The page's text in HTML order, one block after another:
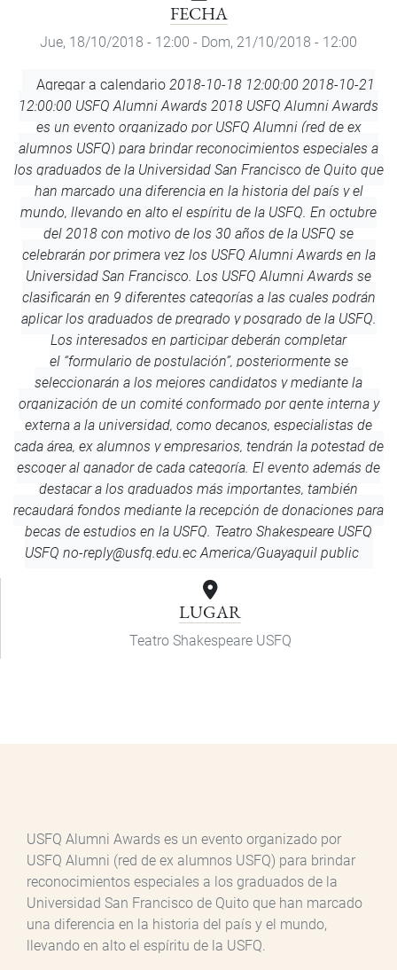
FECHA
Jue, 18/10/2018 - 12:00 - Dom, 21/10/2018 - 12:00
Agregar
a
calendario
Agregar a calendario 2018-10-18 12:00:00 2018-10-21
12:00:00 USFQ Alumni Awards 2018 USFQ Alumni Awards
es un evento organizado por USFQ Alumni (red de ex
alumnos USFQ) para brindar reconocimientos especiales a
los graduados de la Universidad San Francisco de Quito que
han marcado una diferencia en la historia del país y el
mundo, llevando en alto el espíritu de la USFQ. En octubre
del 2018 con motivo de los 30 años de la USFQ se
celebrarán por primera vez los USFQ Alumni Awards en la
Universidad San Francisco. Los USFQ Alumni Awards se
clasificarán en 9 diferentes categorías a las cuales podrán
aplicar los graduados de pregrado y posgrado de la USFQ.
Los interesados en participar deberán completar
el “formulario de postulación”, posteriormente se
seleccionarán a los mejores candidatos y mediante la
organización de un comité conformado por gente interna y
externa a la universidad, como decanos, especialistas de
cada área, ex alumnos y empresarios, tendrán la potestad de
escoger al ganador de cada categoría. El evento además de
destacar a los graduados más importantes, también
recaudará fondos mediante la recepción de donaciones para
becas de estudios en la USFQ. Teatro Shakespeare USFQ
USFQ no-reply@usfq.edu.ec America/Guayaquil public
LUGAR
Teatro Shakespeare USFQ
USFQ Alumni Awards es un evento organizado por
USFQ Alumni (red de ex alumnos USFQ) para brindar
reconocimientos especiales a los graduados de la
Universidad San Francisco de Quito que han marcado
una diferencia en la historia del país y el mundo,
llevando en alto el espíritu de la USFQ.